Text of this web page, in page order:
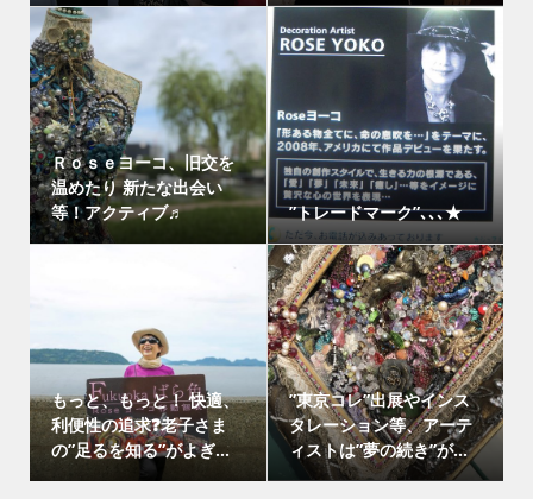
Ｒｏｓｅヨーコ、旧交を
温めたり 新たな出会い
等！アクティブ♬
”トレードマーク”､､､★
もっと、もっと！ 快適、
利便性の追求❓老子さま
の”足るを知る”がよぎ...
”東京コレ”出展やインス
タレーション等、アーテ
ィストは”夢の続き”が...